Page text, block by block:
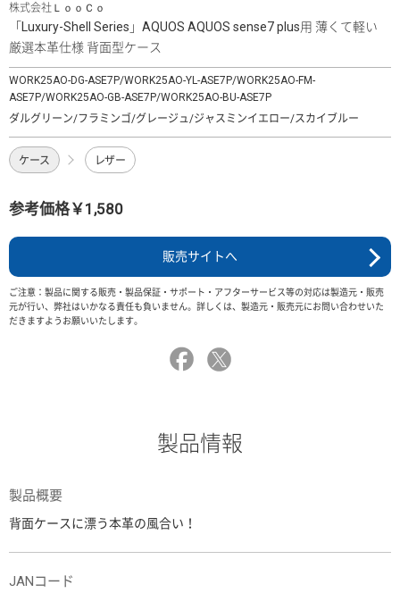
株式会社ＬｏｏＣｏ
「Luxury-Shell Series」AQUOS AQUOS sense7 plus用 薄くて軽い
厳選本革仕様 背面型ケース
WORK25AO-DG-ASE7P/WORK25AO-YL-ASE7P/WORK25AO-FM-
ASE7P/WORK25AO-GB-ASE7P/WORK25AO-BU-ASE7P
ダルグリーン/フラミンゴ/グレージュ/ジャスミンイエロー/スカイブルー
ケース レザー
参考価格￥1,580
販売サイトへ
ご注意：製品に関する販売・製品保証・サポート・アフターサービス等の対応は製造元・販売
元が行い、弊社はいかなる責任も負いません。詳しくは、製造元・販売元にお問い合わせいた
だきますようお願いいたします。
製品情報
製品概要
背面ケースに漂う本革の風合い！
JANコード